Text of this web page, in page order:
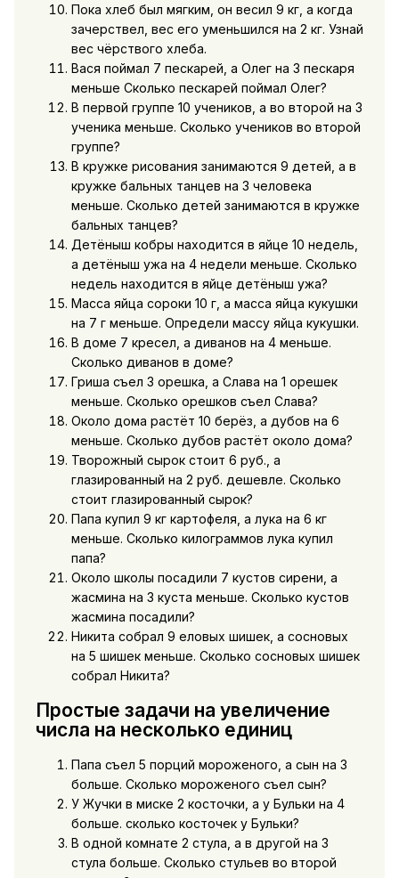
Пока хлеб был мягким, он весил 9 кг, а когда
зачерствел, вес его уменьшился на 2 кг. Узнай
вес чёрствого хлеба.
Вася поймал 7 пескарей, а Олег на 3 пескаря
меньше Сколько пескарей поймал Олег?
В первой группе 10 учеников, а во второй на 3
ученика меньше. Сколько учеников во второй
группе?
В кружке рисования занимаются 9 детей, а в
кружке бальных танцев на 3 человека
меньше. Сколько детей занимаются в кружке
бальных танцев?
Детёныш кобры находится в яйце 10 недель,
а детёныш ужа на 4 недели меньше. Сколько
недель находится в яйце детёныш ужа?
Масса яйца сороки 10 г, а масса яйца кукушки
на 7 г меньше. Определи массу яйца кукушки.
В доме 7 кресел, а диванов на 4 меньше.
Сколько диванов в доме?
Гриша съел 3 орешка, а Слава на 1 орешек
меньше. Сколько орешков съел Слава?
Около дома растёт 10 берёз, а дубов на 6
меньше. Сколько дубов растёт около дома?
Творожный сырок стоит 6 руб., а
глазированный на 2 руб. дешевле. Сколько
стоит глазированный сырок?
Папа купил 9 кг картофеля, а лука на 6 кг
меньше. Сколько килограммов лука купил
папа?
Около школы посадили 7 кустов сирени, а
жасмина на 3 куста меньше. Сколько кустов
жасмина посадили?
Никита собрал 9 еловых шишек, а сосновых
на 5 шишек меньше. Сколько сосновых шишек
собрал Никита?
Простые задачи на увеличение
числа на несколько единиц
Папа съел 5 порций мороженого, а сын на 3
больше. Сколько мороженого съел сын?
У Жучки в миске 2 косточки, а у Бульки на 4
больше. сколько косточек у Бульки?
В одной комнате 2 стула, а в другой на 3
стула больше. Сколько стульев во второй